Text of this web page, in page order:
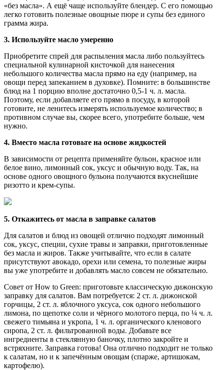
«без масла». А ещё чаще используйте блендер. С его помощью
легко готовить полезные овощные пюре и супы без единого
грамма жира.
3. Используйте масло умеренно
Приобретите спрей для распыления масла либо пользуйтесь
специальной кулинарной кисточкой для нанесения
небольшого количества масла прямо на еду (например, на
овощи перед запеканием в духовке). Помните: в большинстве
блюд на 1 порцию вполне достаточно 0,5-1 ч. л. масла.
Поэтому, если добавляете его прямо в посуду, в которой
готовите, не ленитесь измерять используемое количество; в
противном случае вы, скорее всего, употребите больше, чем
нужно.
4. Вместо масла готовьте на основе жидкостей
В зависимости от рецепта применяйте бульон, красное или
белое вино, лимонный сок, уксус и обычную воду. Так, на
основе одного овощного бульона получаются вкуснейшие
ризотто и крем-супы.
5. Откажитесь от масла в заправке салатов
Для салатов и блюд из овощей отлично подходят лимонный
сок, уксус, специи, сухие травы и заправки, приготовленные
без масла и жиров. Также учитывайте, что если в салате
присутствуют авокадо, орехи или семена, то полезные жиры
вы уже употребите и добавлять масло совсем не обязательно.
Совет от How to Green: приготовьте классическую дижонскую
заправку для салатов. Вам потребуется: 2 ст. л. дижонской
горчицы, 2 ст. л. яблочного уксуса, сок одного небольшого
лимона, по щепотке соли и чёрного молотого перца, по ¼ ч. л.
свежего тимьяна и укропа, 1 ч. л. органического кленового
сиропа, 2 ст. л. фильтрованной воды. Добавьте все
ингредиенты в стеклянную баночку, плотно закройте и
встряхните. Заправка готова! Она отлично подходит не только
к салатам, но и к запечённым овощам (спарже, артишокам,
картофелю).